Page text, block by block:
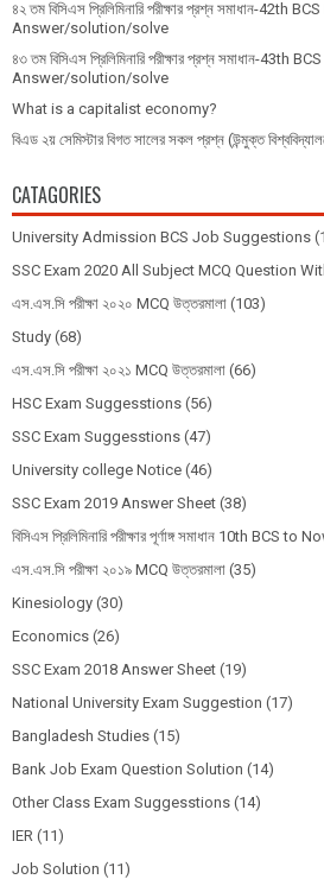
৪২ তম বিসিএস প্রিলিমিনারি পরীক্ষার প্রশ্ন সমাধান-
Answer/solution/solve
৪৩ তম বিসিএস প্রিলিমিনারি পরীক্ষার প্রশ্ন সমাধান-
Answer/solution/solve
What is a capitalist economy?
বিএড ২য় সেমিস্টার বিগত সালের সকল প্রশ্ন (উন্মুক্ত
CATAGORIES
University Admission BCS Job Suggestions
SSC Exam 2020 All Subject MCQ Question
এস.এস.সি পরীক্ষা ২০২০ MCQ উত্তরমালা (103)
Study (68)
এস.এস.সি পরীক্ষা ২০২১ MCQ উত্তরমালা (66)
HSC Exam Suggesstions (56)
SSC Exam Suggesstions (47)
University college Notice (46)
SSC Exam 2019 Answer Sheet (38)
বিসিএস প্রিলিমিনারি পরীক্ষার পূর্ণাঙ্গ সমাধান 10th BCS to
এস.এস.সি পরীক্ষা ২০১৯ MCQ উত্তরমালা (35)
Kinesiology (30)
Economics (26)
SSC Exam 2018 Answer Sheet (19)
National University Exam Suggestion (17)
Bangladesh Studies (15)
Bank Job Exam Question Solution (14)
Other Class Exam Suggesstions (14)
IER (11)
Job Solution (11)